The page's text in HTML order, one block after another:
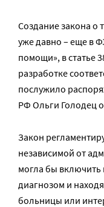
Создание закона о
уже давно – еще в
помощи», в статье
разработке
послужило
РФ Ольги Голодец
Закон
независимой от
могла бы включить
диагнозом и
больницы или